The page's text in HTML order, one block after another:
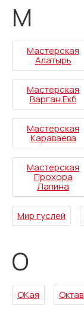
М
Мастерская
Алатырь
Мастерская
Варган.Екб
Мастерская
Караваева
Мастерская
Прохора
Лапина
Мир гуслей
О
ОКая